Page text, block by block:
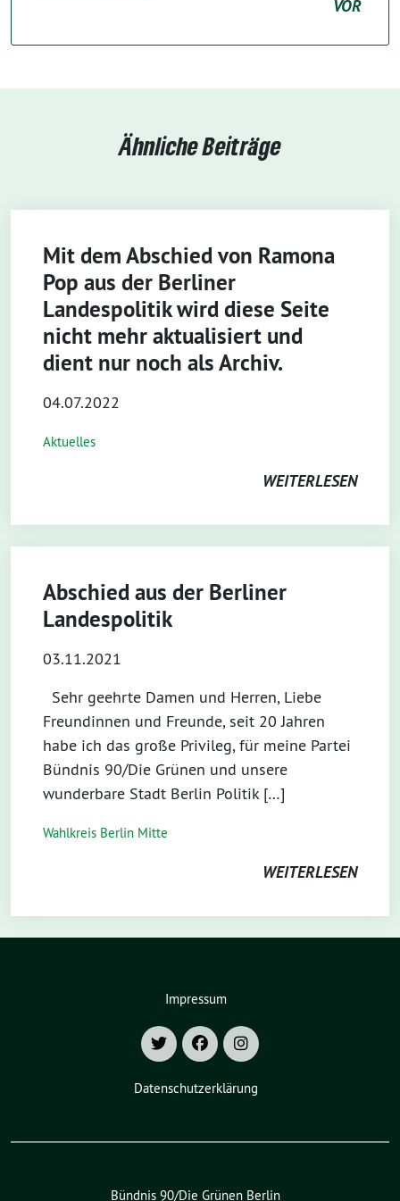
VOR
Ähnliche Beiträge
Mit dem Abschied von Ramona
Pop aus der Berliner
Landespolitik wird diese Seite
nicht mehr aktualisiert und
dient nur noch als Archiv.
04.07.2022
Aktuelles
WEITERLESEN
Abschied aus der Berliner
Landespolitik
03.11.2021
Sehr geehrte Damen und Herren, Liebe
Freundinnen und Freunde, seit 20 Jahren
habe ich das große Privileg, für meine Partei
Bündnis 90/Die Grünen und unsere
wunderbare Stadt Berlin Politik […]
Wahlkreis Berlin Mitte
WEITERLESEN
Impressum
Datenschutzerklärung
Bündnis 90/Die Grünen Berlin